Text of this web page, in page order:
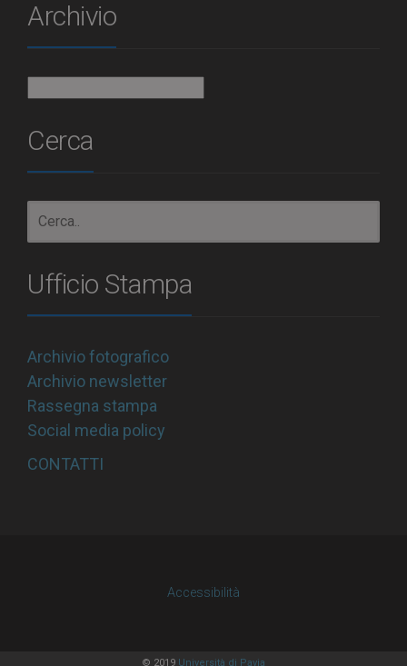
Archivio
Cerca
Ufficio Stampa
Archivio fotografico
Archivio newsletter
Rassegna stampa
Social media policy
CONTATTI
Accessibilità
© 2019 Università di Pavia